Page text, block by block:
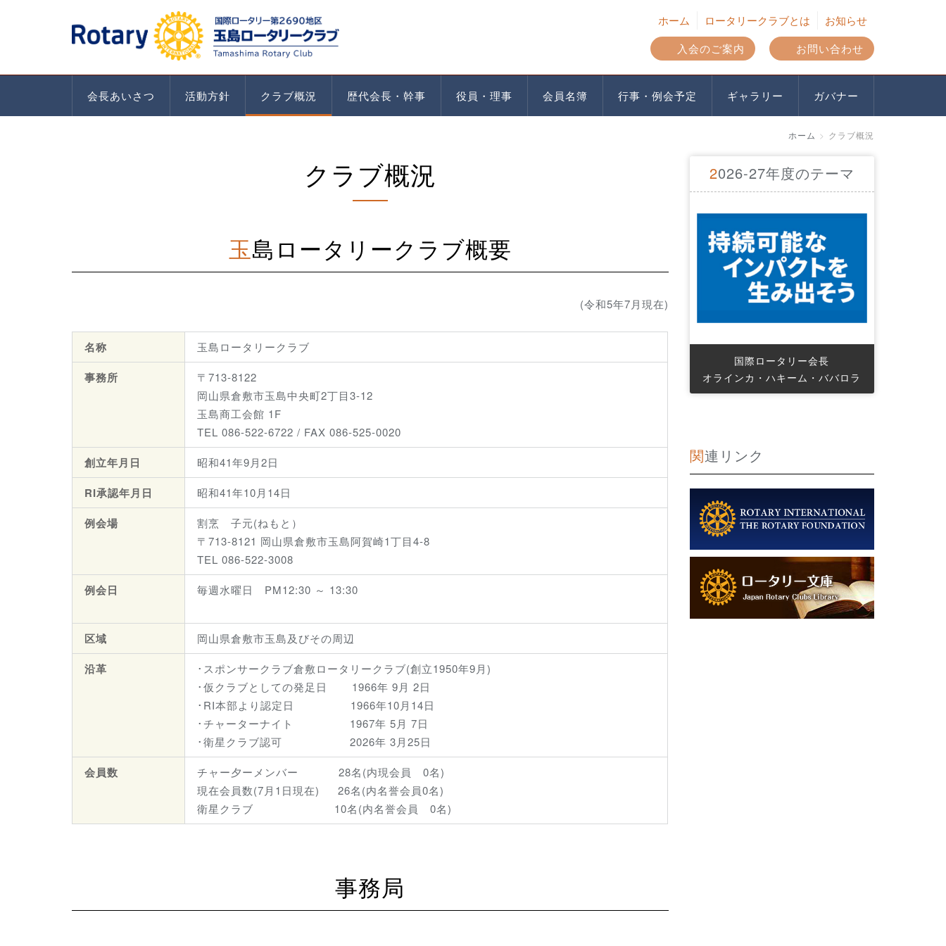
ホーム ロータリークラブとは
お知らせ
入会のご案内
お問い合わせ
会長あいさつ 活動方針 クラブ概況 歴代会長・幹事 役員・理事 会員名簿 行事・例会予定 ギャラリー ガバナー
ホーム クラブ概況
クラブ概況
玉島ロータリークラブ概要
(令和5年7月現在)
名称 玉島ロータリークラブ
事務所
〒713-8122
岡山県倉敷市玉島中央町2丁目3-12
玉島商工会館 1F
TEL 086-522-6722 / FAX 086-525-0020
創立年月日 昭和41年9月2日
RI承認年月日 昭和41年10月14日
例会場
割烹 子元(ねもと）
〒713-8121 岡山県倉敷市玉島阿賀崎1丁目4-8
TEL 086-522-3008
例会日 毎週水曜日 PM12:30 ～ 13:30
区域 岡山県倉敷市玉島及びその周辺
沿革 ･スポンサークラブ倉敷ロータリークラブ(創立1950年9月)
･仮クラブとしての発足日 1966年 9月 2日
･RI本部より認定日 1966年10月14日
･チャーターナイト 1967年 5月 7日
･衛星クラブ認可 2026年 3月25日
会員数
チャー夕ーメンバー 28名(内現会員 0名)
現在会員数(7月1日現在) 26名(内名誉会員0名)
衛星クラブ 10名(内名誉会員 0名)
事務局
2026-27年度のテーマ
国際ロータリー会長
オラインカ・ハキーム・ババロラ
関連リンク